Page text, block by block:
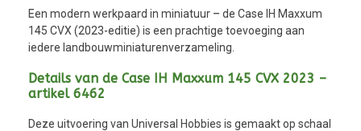
Een modern werkpaard in miniatuur – de Case IH Maxxum
145 CVX (2023-editie) is een prachtige toevoeging aan
iedere landbouwminiaturenverzameling.
Details van de Case IH Maxxum 145 CVX 2023 –
artikel 6462
Deze uitvoering van Universal Hobbies is gemaakt op schaal